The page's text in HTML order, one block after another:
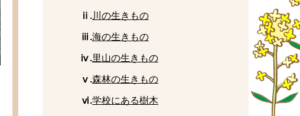
ⅱ.川 の生きもの
ⅲ.海の生きもの
ⅳ.里山の生きもの
ⅴ.森林の生きもの
ⅵ.学校にある樹木